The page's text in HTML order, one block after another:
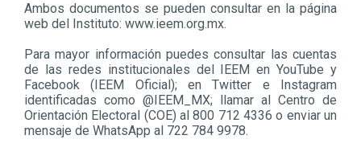
Ambos documentos se pueden consultar en la página
web del Instituto: www.ieem.org.mx.
Para mayor información puedes consultar las cuentas
de las redes institucionales del IEEM en YouTube y
Facebook (IEEM Oficial); en Twitter e Instagram
identificadas como @IEEM_MX; llamar al Centro de
Orientación Electoral (COE) al 800 712 4336 o enviar un
mensaje de WhatsApp al 722 784 9978.